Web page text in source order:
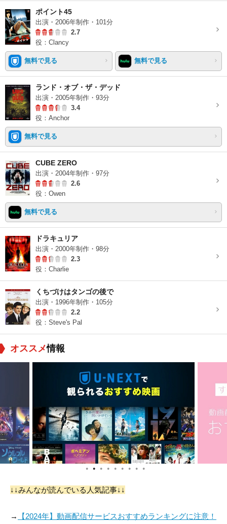
ポイント45
出演・2006年制作・101分
2.7
役：Clancy
無料で見る 無料で見る
ランド・オブ・ザ・デッド
出演・2005年制作・93分
3.4
役：Anchor
無料で見る
CUBE ZERO
出演・2004年制作・97分
2.6
役：Owen
無料で見る
ドラキュリア
出演・2000年制作・98分
2.3
役：Charlie
くちづけはタンゴの後で
出演・1996年制作・105分
2.2
役：Steve's Pal
オススメ情報
● ● ● ● ● ● ● ● ●
↓↓みんなが読んでいる人気記事↓↓
→
【2024年】動画配信サービスおすすめランキングに注意！